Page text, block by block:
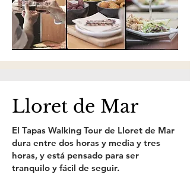
Lloret de Mar
El Tapas Walking Tour de Lloret de Mar
dura entre dos horas y media y tres
horas, y está pensado para ser
tranquilo y fácil de seguir.